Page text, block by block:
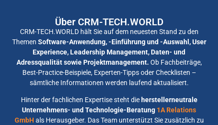
Über CRM-TECH.WORLD
CRM-TECH.WORLD hält Sie auf dem neuesten Stand zu den
Themen Software-Anwendung, -Einführung und -Auswahl, User
Experience, Leadership Management, Daten- und
Adressqualität sowie Projektmanagement. Ob Fachbeiträge,
Best-Practice-Beispiele, Experten-Tipps oder Checklisten –
sämtliche Informationen werden laufend aktualisiert.
Hinter der fachlichen Expertise steht die herstellerneutrale
Unternehmens- und Technologie-Beratung 1A Relations
GmbH als Herausgeber. Das Team unterstützt Sie zusätzlich zu